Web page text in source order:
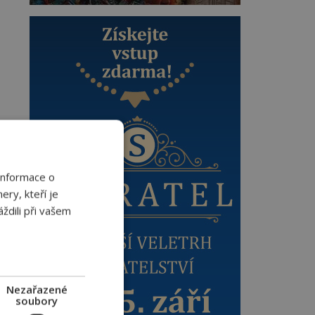
o
kteří je
při vašem
Nezařazené
soubory